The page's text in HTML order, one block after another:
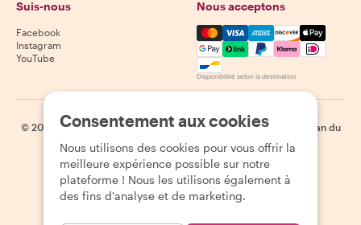
Suis-nous
Facebook
Instagram
YouTube
Nous acceptons
Mastercard, Visa, Amex,
Disponibilité selon la destination
© 2026 Withlocals.com | Politique de confidentialité | Cookies
Plan du
site
Consentement aux cookies
Nous utilisons des cookies pour vous offrir la
meilleure expérience possible sur notre
plateforme ! Nous les utilisons également à
des fins d'analyse et de marketing.